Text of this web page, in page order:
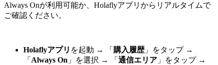
Always Onが利用可能か、Holaflyアプリからリアルタイムで
ご確認ください。
Holaflyアプリ を起動 → 「 購入履歴」をタップ →
「 Always On 」を選択 → 「 通信エリア 」をタップ →